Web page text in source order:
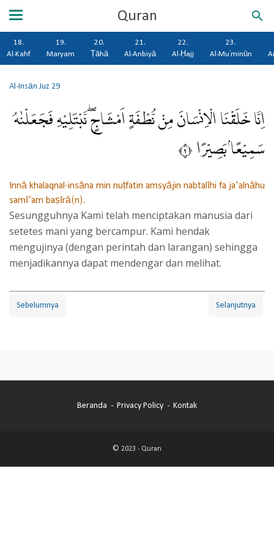
Quran
18.
Al-Kahf
19.
Maryam
20.
Ṭāhā
21.
Al-Anbiyā
22.
Al-Ḥajj
23.
Al-Mu'minūn
Al-InsānJuz 29
اِنَّا خَلَقْنَا الْاِنْسَانَ مِنْ نُّطْفَةٍ اَمْشَاجٍۖ نَّبْتَلِيْهِ فَجَعَلْنٰهُ
سَمِيْعًاۢ بَصِيْرًا ٢
Innā khalaqnal-insāna min nuṭfatin amsyājin nabtalīhi fa ja‘alnāhu
samī‘am baṣīrā(n).
Sesungguhnya Kami telah menciptakan manusia dari
setetes mani yang bercampur. Kami hendak
mengujinya (dengan perintah dan larangan) sehingga
menjadikannya dapat mendengar dan melihat.
Sebelumnya Selanjutnya
Beranda Privacy Policy Kontak
© 2023 - Quran